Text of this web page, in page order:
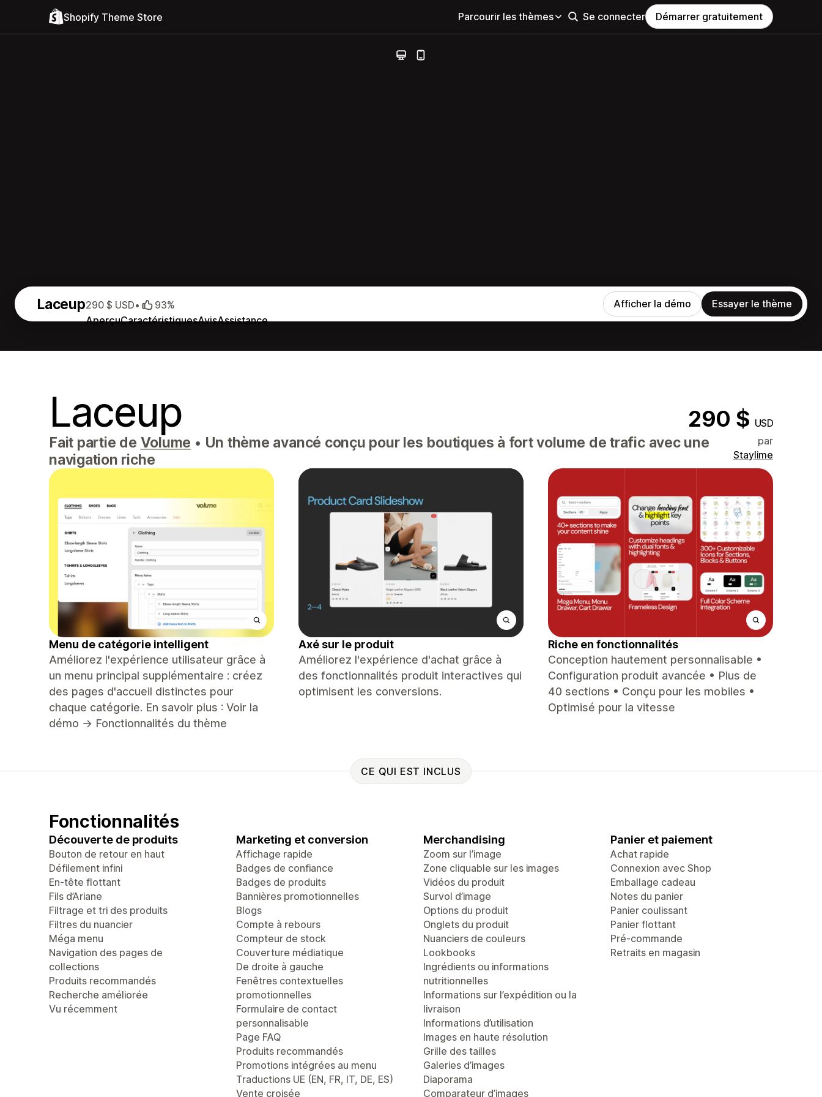
Shopify Theme Store Parcourir les thèmes Se connecter Démarrer gratuitement
Laceup
AperçuCaractéristiquesAvisAssistance
290 $ USD• 93% Afficher la démo Essayer le thème
Laceup 290 $ USD
Fait partie de Volume • Un thème avancé conçu pour les boutiques à fort volume de trafic avec une
navigation riche
par
Staylime
Menu de catégorie intelligent
Améliorez l'expérience utilisateur grâce à
un menu principal supplémentaire : créez
des pages d'accueil distinctes pour
chaque catégorie. En savoir plus : Voir la
démo → Fonctionnalités du thème
Axé sur le produit
Améliorez l'expérience d'achat grâce à
des fonctionnalités produit interactives qui
optimisent les conversions.
Riche en fonctionnalités
Conception hautement personnalisable •
Configuration produit avancée • Plus de
40 sections • Conçu pour les mobiles •
Optimisé pour la vitesse
CE QUI EST INCLUS
Fonctionnalités
Découverte de produits
Bouton de retour en haut
Défilement infini
En-tête flottant
Fils d’Ariane
Filtrage et tri des produits
Filtres du nuancier
Méga menu
Navigation des pages de
collections
Produits recommandés
Recherche améliorée
Vu récemment
Marketing et conversion
Affichage rapide
Badges de confiance
Badges de produits
Bannières promotionnelles
Blogs
Compte à rebours
Compteur de stock
Couverture médiatique
De droite à gauche
Fenêtres contextuelles
promotionnelles
Formulaire de contact
personnalisable
Page FAQ
Produits recommandés
Promotions intégrées au menu
Traductions UE (EN, FR, IT, DE, ES)
Vente croisée
Merchandising
Zoom sur l’image
Zone cliquable sur les images
Vidéos du produit
Survol d’image
Options du produit
Onglets du produit
Nuanciers de couleurs
Lookbooks
Ingrédients ou informations
nutritionnelles
Informations sur l’expédition ou la
livraison
Informations d’utilisation
Images en haute résolution
Grille des tailles
Galeries d’images
Diaporama
Comparateur d’images
Panier et paiement
Achat rapide
Connexion avec Shop
Emballage cadeau
Notes du panier
Panier coulissant
Panier flottant
Pré-commande
Retraits en magasin